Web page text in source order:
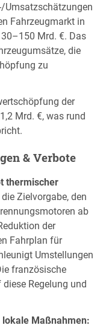
Umsatzschätzungen
Fahrzeugmarkt in
Mrd. €. Das
die
zu
der
Mrd. €, was rund
& Verbote
thermischer
Zielvorgabe, den
ab
der
Fahrplan für
Umstellungen
französische
Regelung und
Maßnahmen: